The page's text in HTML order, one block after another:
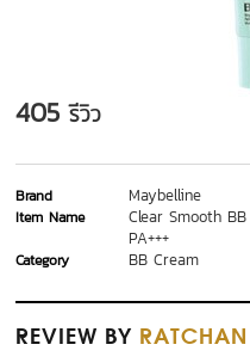
405 รีวิว
Brand Maybelline
Item Name
Clear Smooth
PA+++
Category BB Cream
REVIEW BY RATCHAN